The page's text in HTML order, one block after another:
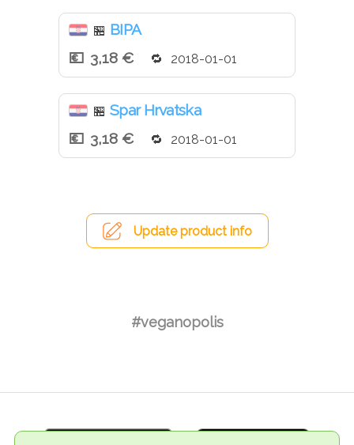
🏪 BIPA
3,18 €
2018-01-01
🏪 Spar Hrvatska
3,18 €
2018-01-01
Update product info
#veganopolis